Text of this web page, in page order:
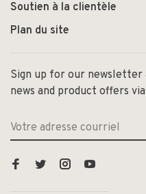
Soutien à la clientèle
Plan du site
Sign up for our newsletter
news and product offers